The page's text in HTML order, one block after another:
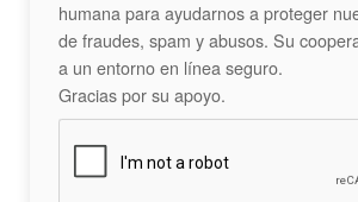
humana para ayudarnos a proteger
de fraudes, spam y abusos. Su
a un entorno en línea seguro.
Gracias por su apoyo.